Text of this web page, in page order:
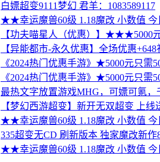
白嫖超变9111梦幻 君羊：1083589117
★★幸运魔兽60级 1.18魔改 小数值
【功夫喵星人（优惠）】
【异能都市-永久优惠】全场优惠
《2024热门优惠手游》★5000元只
《2024热门优惠手游》★5000元只
最热文字放置游戏MHG，可嫖可氪，
【梦幻西游超变】新开无双超变 上线
★★幸运魔兽60级 1.18魔改 小数值
335超变无CD 刷新版本 独家魔改新
★★幸运魔兽60级 1.18魔改 小数值